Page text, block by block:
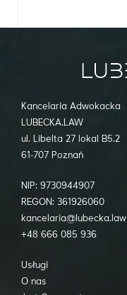
Kancelaria Adwokacka
LUBECKA.LAW
ul. Libelta 27 lokal B5.2
61-707 Poznań
NIP: 9730944907
REGON: 361926060
kancelaria@lubecka.law
+48 666 085 936
Usługi
O nas